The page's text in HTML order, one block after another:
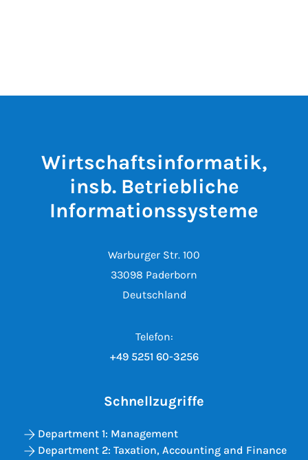
Wirtschaftsinformatik,
insb. Betriebliche
Informationssysteme
Warburger Str. 100
33098 Paderborn
Deutschland
Telefon:
+49 5251 60-3256
Schnellzugriffe
Department 1: Management
Department 2: Taxation, Accounting and Finance